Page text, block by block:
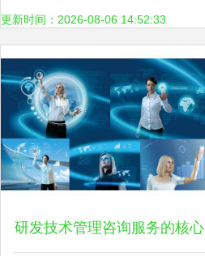
化转型新时代
更新时间：2026-08-06 14:52:33
研发技术管理咨询服务的核心